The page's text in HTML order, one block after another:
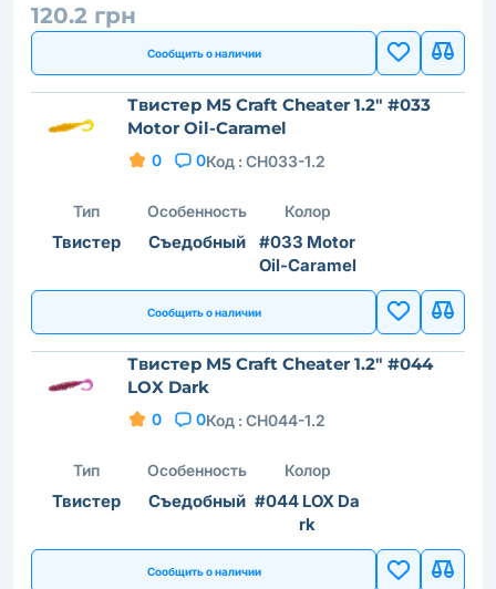
120.2 грн
Сообщить о наличии
Твистер M5 Craft Cheater 1.2" #033
Motor Oil-Caramel
0 0Код : CH033-1.2
Тип
Твистер
Особенность
Съедобный
Колор
#033 Motor
Oil-Caramel
Сообщить о наличии
Твистер M5 Craft Cheater 1.2" #044
LOX Dark
0 0Код : CH044-1.2
Тип
Твистер
Особенность
Съедобный
Колор
#044 LOX Da
rk
Сообщить о наличии